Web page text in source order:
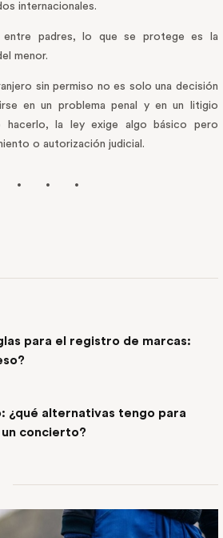
internacionales.
entre padres, lo que se protege es la
menor.
sin permiso no es solo una decisión
en un problema penal y en un litigio
hacerlo, la ley exige algo básico pero
o autorización judicial.
para el registro de marcas:
¿qué alternativas tengo para
concierto?